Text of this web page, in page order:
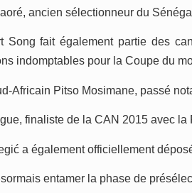
ancien sélectionneur du
Song fait également partie des
indomptables pour la Coupe du
Africain Pitso Mosimane, passé
finaliste de la CAN 2015 avec
a également officiellement
entamer la phase de